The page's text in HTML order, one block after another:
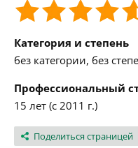
Категория и степень
без категории, без
Профессиональный
15 лет (с 2011 г.)
Поделиться страницей